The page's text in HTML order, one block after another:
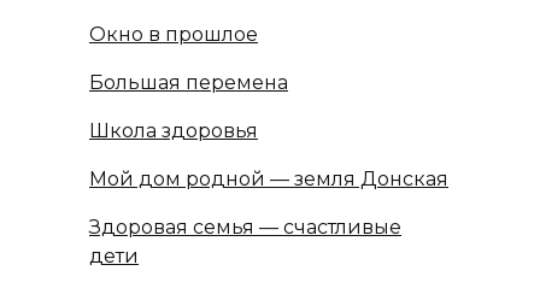
Окно в прошлое
Большая перемена
Школа здоровья
Мой дом родной — земля Донская
Здоровая семья — счастливые
дети